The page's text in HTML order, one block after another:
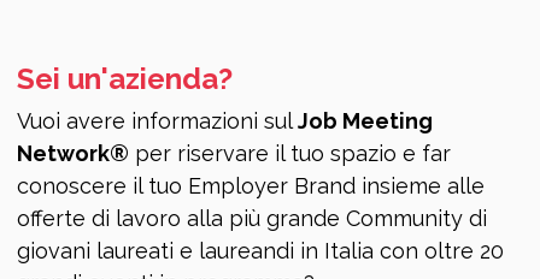
Sei un'azienda?
Vuoi avere informazioni sulJob Meeting
Network® per riservare il tuo spazio e far
conoscere il tuo Employer Brand insieme alle
offerte di lavoro alla più grande Community di
giovani laureati e laureandi in Italia con oltre 20